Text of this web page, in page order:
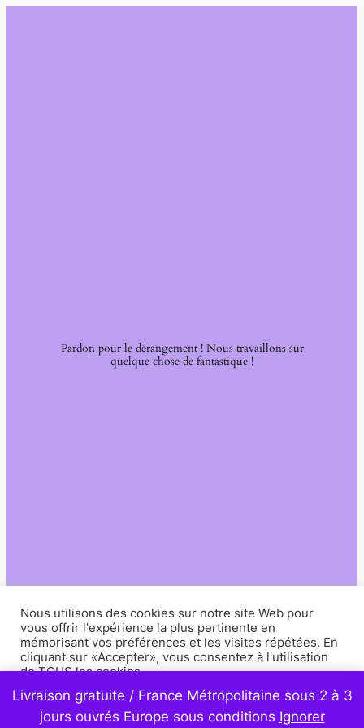
Livraison gratuite / France Métropolitaine sous 2 à 3
jours ouvrés Europe sous conditions Ignorer
Pardon pour le dérangement ! Nous travaillons sur
quelque chose de fantastique !
Nous utilisons des cookies sur notre site Web pour
vous offrir l'expérience la plus pertinente en
mémorisant vos préférences et les visites répétées. En
cliquant sur «Accepter», vous consentez à l'utilisation
de TOUS les cookies.
Paramètres Accepter